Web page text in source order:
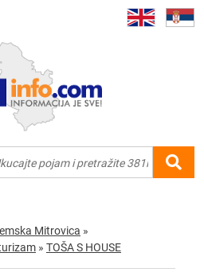
Mitrovica »
» TOŠA S HOUSE